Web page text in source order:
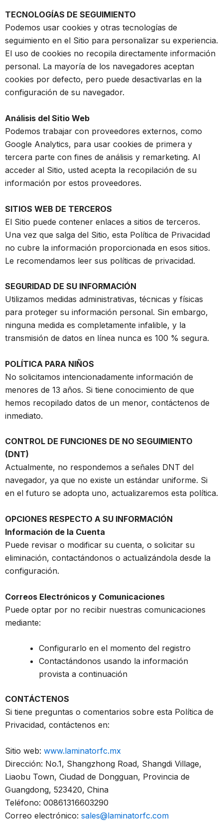
TECNOLOGÍAS DE SEGUIMIENTO
Podemos usar cookies y otras tecnologías de
seguimiento en el Sitio para personalizar su experiencia.
El uso de cookies no recopila directamente información
personal. La mayoría de los navegadores aceptan
cookies por defecto, pero puede desactivarlas en la
configuración de su navegador.
Análisis del Sitio Web
Podemos trabajar con proveedores externos, como
Google Analytics, para usar cookies de primera y
tercera parte con fines de análisis y remarketing. Al
acceder al Sitio, usted acepta la recopilación de su
información por estos proveedores.
SITIOS WEB DE TERCEROS
El Sitio puede contener enlaces a sitios de terceros.
Una vez que salga del Sitio, esta Política de Privacidad
no cubre la información proporcionada en esos sitios.
Le recomendamos leer sus políticas de privacidad.
SEGURIDAD DE SU INFORMACIÓN
Utilizamos medidas administrativas, técnicas y físicas
para proteger su información personal. Sin embargo,
ninguna medida es completamente infalible, y la
transmisión de datos en línea nunca es 100 % segura.
POLÍTICA PARA NIÑOS
No solicitamos intencionadamente información de
menores de 13 años. Si tiene conocimiento de que
hemos recopilado datos de un menor, contáctenos de
inmediato.
CONTROL DE FUNCIONES DE NO SEGUIMIENTO
(DNT)
Actualmente, no respondemos a señales DNT del
navegador, ya que no existe un estándar uniforme. Si
en el futuro se adopta uno, actualizaremos esta política.
OPCIONES RESPECTO A SU INFORMACIÓN
Información de la Cuenta
Puede revisar o modificar su cuenta, o solicitar su
eliminación, contactándonos o actualizándola desde la
configuración.
Correos Electrónicos y Comunicaciones
Puede optar por no recibir nuestras comunicaciones
mediante:
Configurarlo en el momento del registro
Contactándonos usando la información
provista a continuación
CONTÁCTENOS
Si tiene preguntas o comentarios sobre esta Política de
Privacidad, contáctenos en:
Sitio web: www.laminatorfc.mx
Dirección: No.1, Shangzhong Road, Shangdi Village,
Liaobu Town, Ciudad de Dongguan, Provincia de
Guangdong, 523420, China
Teléfono: 00861316603290
Correo electrónico: sales@laminatorfc.com